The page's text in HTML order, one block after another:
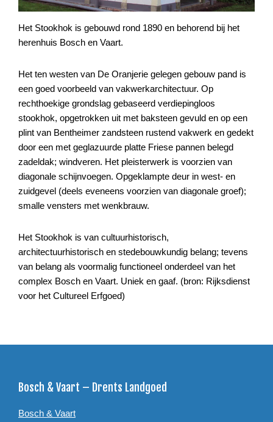
Het Stookhok is gebouwd rond 1890 en behorend bij het
herenhuis Bosch en Vaart.
Het ten westen van De Oranjerie gelegen gebouw pand is
een goed voorbeeld van vakwerkarchitectuur. Op
rechthoekige grondslag gebaseerd verdiepingloos
stookhok, opgetrokken uit met baksteen gevuld en op een
plint van Bentheimer zandsteen rustend vakwerk en gedekt
door een met geglazuurde platte Friese pannen belegd
zadeldak; windveren. Het pleisterwerk is voorzien van
diagonale schijnvoegen. Opgeklampte deur in west- en
zuidgevel (deels eveneens voorzien van diagonale groef);
smalle vensters met wenkbrauw.
Het Stookhok is van cultuurhistorisch,
architectuurhistorisch en stedebouwkundig belang; tevens
van belang als voormalig functioneel onderdeel van het
complex Bosch en Vaart. Uniek en gaaf. (bron: Rijksdienst
voor het Cultureel Erfgoed)
FooterBosch & Vaart – Drents Landgoed
Bosch & Vaart